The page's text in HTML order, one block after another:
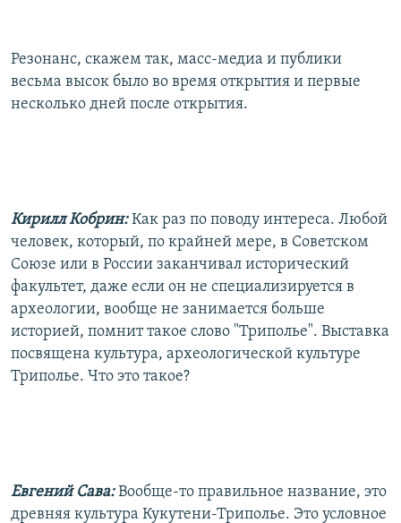
Резонанс, скажем так, масс-медиа и публики
весьма высок было во время открытия и первые
несколько дней после открытия.
Кирилл Кобрин:Как раз по поводу интереса. Любой
человек, который, по крайней мере, в Советском
Союзе или в России заканчивал исторический
факультет, даже если он не специализируется в
археологии, вообще не занимается больше
историей, помнит такое слово "Триполье". Выставка
посвящена культура, археологической культуре
Триполье. Что это такое?
Евгений Сава:Вообще-то правильное название, это
древняя культура Кукутени-Триполье. Это условное